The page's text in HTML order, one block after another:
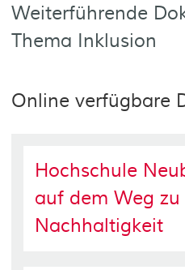
Weiterführende
Thema Inklusion
Online verfügbare
Hochschule
auf dem Weg
Nachhaltigkeit